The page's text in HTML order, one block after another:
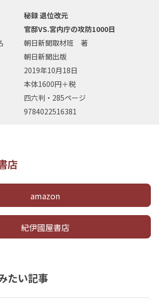
秘録 退位改元
官邸VS.宮内庁の攻防1000日
朝日新聞取材班 著
朝日新聞出版
2019年10月18日
本体1600円＋税
四六判・285ページ
9784022516381
店
amazon
紀伊國屋書店
たい記事